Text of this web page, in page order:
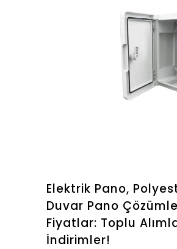
Elektrik Pano,
Duvar Pano
Fiyatlar: Toplu
İndirimler!